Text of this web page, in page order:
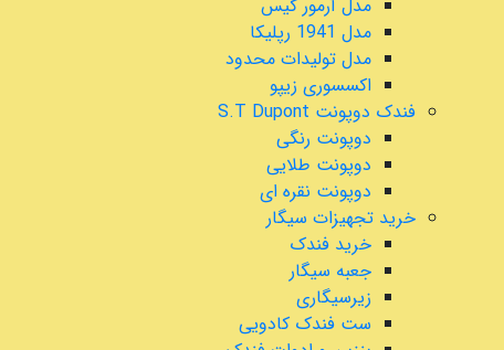
مدل آرمور کیس
مدل 1941 رپلیکا
مدل تولیدات محدود
اکسسوری زیپو
فندک دوپونت S.T Dupont
دوپونت رنگی
دوپونت طلایی
دوپونت نقره ای
خرید تجهیزات سیگار
خرید فندک
جعبه سیگار
زیرسیگاری
ست فندک کادویی